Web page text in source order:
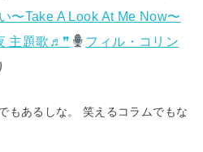
〜Take A Look At Me Now〜
主題歌♬❞
フィル・コリン
もあるしな。 笑えるコラムでもな